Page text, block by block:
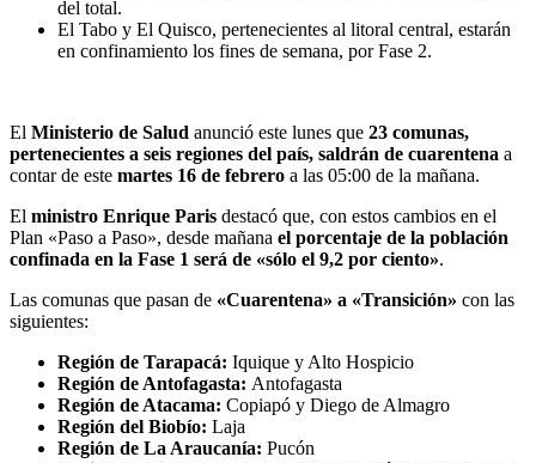
del total.
El Tabo y El Quisco, pertenecientes al litoral central, estarán
en confinamiento los fines de semana, por Fase 2.
El Ministerio de Salud anunció este lunes que 23 comunas,
pertenecientes a seis regiones del país, saldrán de cuarentena a
contar de este martes 16 de febrero a las 05:00 de la mañana.
El ministro Enrique Paris destacó que, con estos cambios en el
Plan «Paso a Paso», desde mañana el porcentaje de la población
confinada en la Fase 1 será de «sólo el 9,2 por ciento».
Las comunas que pasan de «Cuarentena» a «Transición» con las
siguientes:
Región de Tarapacá: Iquique y Alto Hospicio
Región de Antofagasta: Antofagasta
Región de Atacama: Copiapó y Diego de Almagro
Región del Biobío: Laja
Región de La Araucanía: Pucón